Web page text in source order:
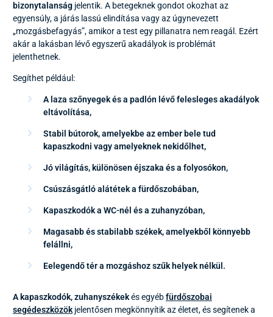
bizonytalanság jelentik. A betegeknek gondot okozhat az
egyensúly, a járás lassú elindítása vagy az úgynevezett
„mozgásbefagyás”, amikor a test egy pillanatra nem reagál. Ezért
akár a lakásban lévő egyszerű akadályok is problémát
jelenthetnek.
Segíthet például:
A laza szőnyegek és a padlón lévő felesleges akadályok
eltávolítása,
Stabil bútorok, amelyekbe az ember bele tud
kapaszkodni vagy amelyeknek nekidőlhet,
Jó világítás, különösen éjszaka és a folyosókon,
Csúszásgátló alátétek a fürdőszobában,
Kapaszkodók a WC-nél és a zuhanyzóban,
Magasabb és stabilabb székek, amelyekből könnyebb
felállni,
Eelegendő tér a mozgáshoz szűk helyek nélkül.
A kapaszkodók, zuhanyszékekés egyébfürdőszobai
segédeszközökjelentősen megkönnyítik az életet, és segítenek a